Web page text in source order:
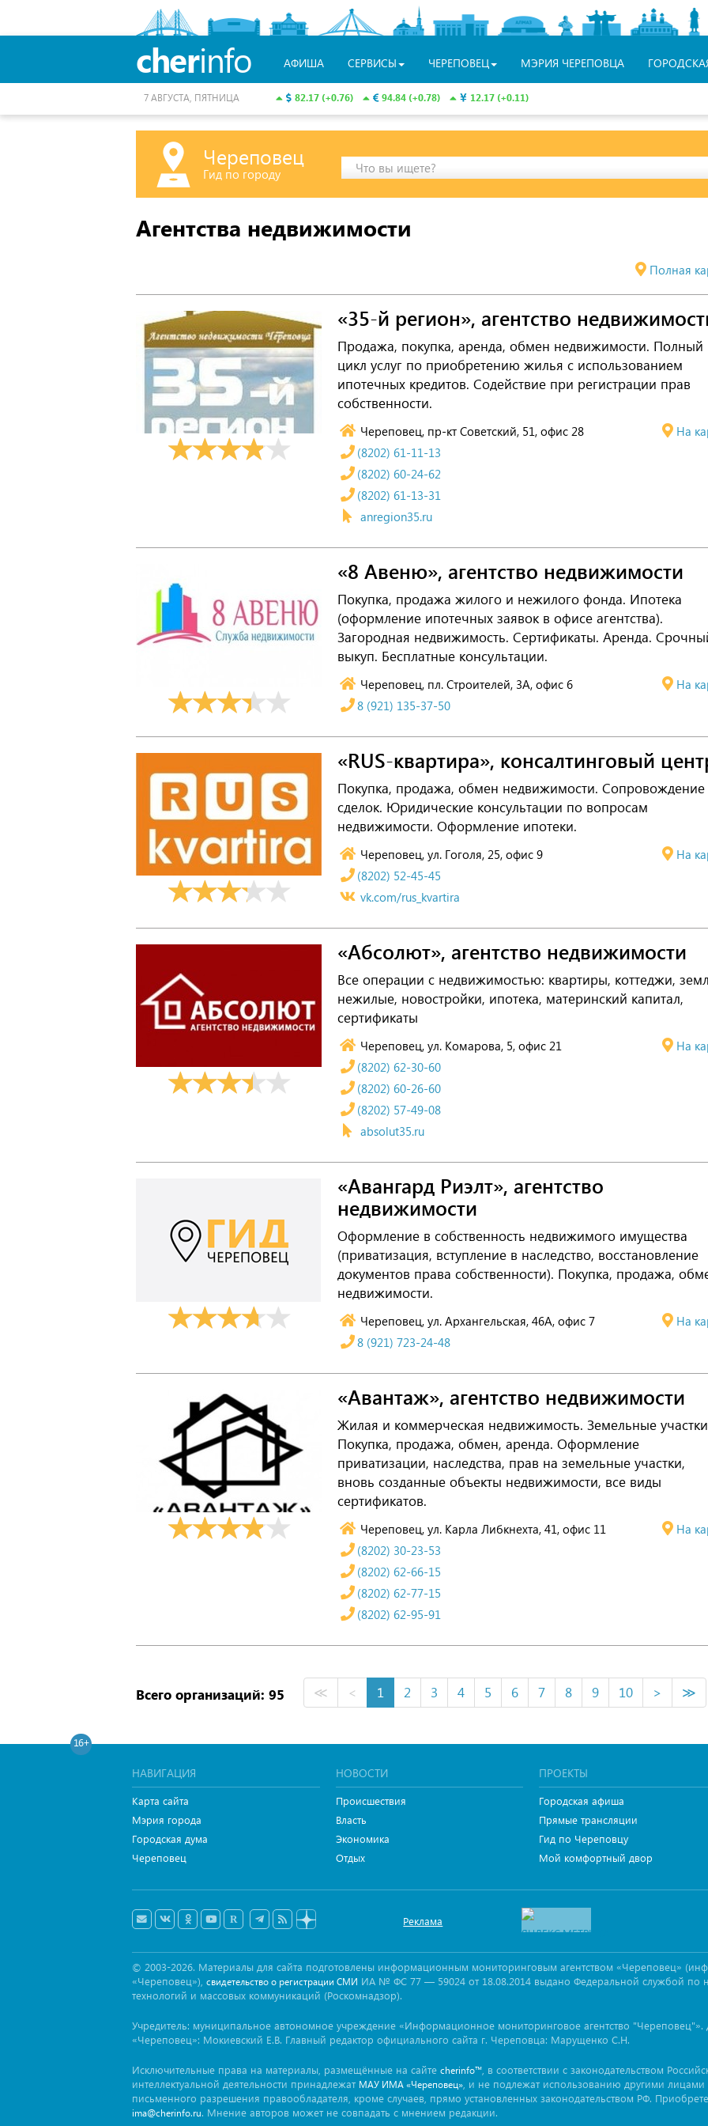
cherinfo АФИША СЕРВИСЫ ЧЕРЕПОВЕЦ МЭРИЯ ЧЕРЕПОВЦА
82.17 (+0.76) 94.84 (+0.78) 12.17 (+0.11)
7 АВГУСТА, ПЯТНИЦА
Череповец
Гид по городу Что вы ищете?
Агентства недвижимости
Полная
«35-й регион», агентство
Продажа, покупка, аренда, обмен недвижимости. Полный
цикл услуг по приобретению жилья с использованием
ипотечных кредитов. Содействие при регистрации прав
собственности.
Череповец, пр-кт Советский, 51, офис 28
На
(8202) 61-11-13
(8202) 60-24-62
(8202) 61-13-31
anregion35.ru
«8 Авеню», агентство недвижимости
Покупка, продажа жилого и нежилого фонда. Ипотека
(оформление ипотечных заявок в офисе агентства).
Загородная недвижимость. Сертификаты. Аренда.
выкуп. Бесплатные консультации.
Череповец, пл. Строителей, 3А, офис 6
На
8 (921) 135-37-50
«RUS-квартира», консалтинговый
Покупка, продажа, обмен недвижимости. Сопровождение
сделок. Юридические консультации по вопросам
недвижимости. Оформление ипотеки.
Череповец, ул. Гоголя, 25, офис 9
На
(8202) 52-45-45
vk.com/rus_kvartira
«Абсолют», агентство недвижимости
Все операции с недвижимостью: квартиры, коттеджи,
нежилые, новостройки, ипотека, материнский капитал,
сертификаты
Череповец, ул. Комарова, 5, офис 21
На
(8202) 62-30-60
(8202) 60-26-60
(8202) 57-49-08
absolut35.ru
«Авангард Риэлт», агентство
недвижимости
Оформление в собственность недвижимого имущества
(приватизация, вступление в наследство, восстановление
документов права собственности). Покупка, продажа,
недвижимости.
Череповец, ул. Архангельская, 46А, офис 7
На
8 (921) 723-24-48
«Авантаж», агентство недвижимости
Жилая и коммерческая недвижимость. Земельные
Покупка, продажа, обмен, аренда. Оформление
приватизации, наследства, прав на земельные участки,
вновь созданные объекты недвижимости, все виды
сертификатов.
Череповец, ул. Карла Либкнехта, 41, офис 11
На
(8202) 30-23-53
(8202) 62-66-15
(8202) 62-77-15
(8202) 62-95-91
Всего организаций: 95 ≪ < 1 2 3 4 5 6 7 8 9 10 > ≫
16+
НАВИГАЦИЯ
Карта сайта
Мэрия города
Городская дума
Череповец
НОВОСТИ
Происшествия
Власть
Экономика
Отдых
ПРОЕКТЫ
Городская афиша
Прямые трансляции
Гид по Череповцу
Мой комфортный двор
Реклама
© 2003-2026. Материалы для сайта подготовлены информационным мониторинговым агентством «Череповец»
«Череповец»), свидетельство о регистрации СМИ ИА № ФС 77 — 59024 от 18.08.2014 выдано Федеральной службой по
технологий и массовых коммуникаций (Роскомнадзор).
Учредитель: муниципальное автономное учреждение «Информационное мониторинговое агентство
«Череповец»: Мокиевский Е.В. Главный редактор официального сайта г. Череповца: Марущенко С.Н.
Исключительные права на материалы, размещённые на сайте cherinfo™ , в соответствии с законодательством
интеллектуальной деятельности принадлежат МАУ ИМА «Череповец» , и не подлежат использованию другими
письменного разрешения правообладателя, кроме случаев, прямо установленных законодательством РФ.
ima@cherinfo.ru. Мнение авторов может не совпадать с мнением редакции.